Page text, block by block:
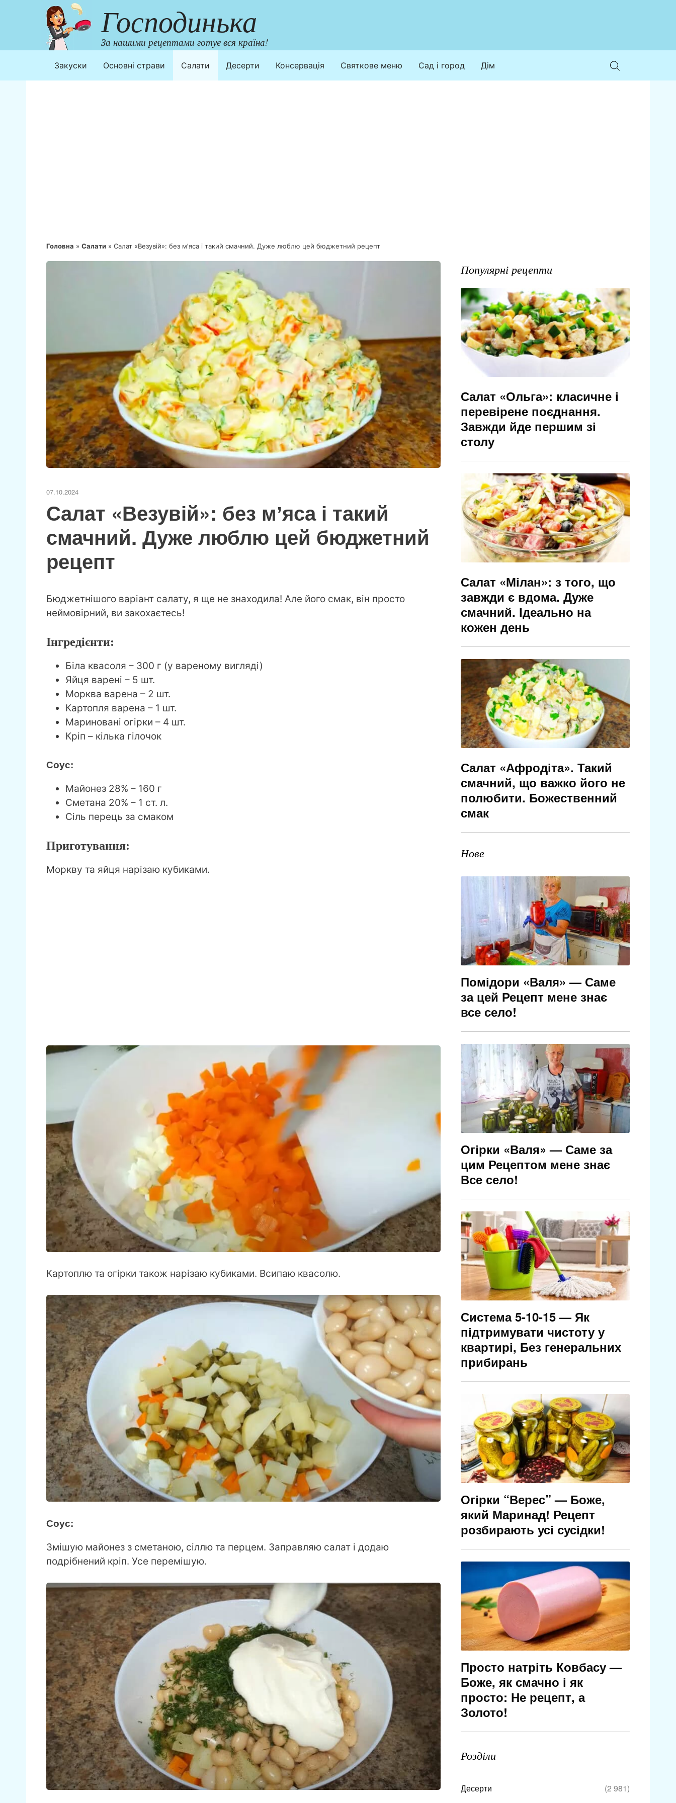
Господинька
За нашими рецептами готує вся країна!
Закуски Основні страви Салати Десерти Консервація Святкове меню Сад і город Дім
Головна » Салати » Салат «Везувій»: без мʼяса і такий смачний. Дуже люблю цей бюджетний рецепт
07.10.2024
Салат «Везувій»: без мʼяса і такий
смачний. Дуже люблю цей бюджетний
рецепт
Бюджетнішого варіант салату, я ще не знаходила! Але його смак, він просто
неймовірний, ви закохаєтесь!
Інгредієнти:
Біла квасоля – 300 г (у вареному вигляді)
Яйця варені – 5 шт.
Морква варена – 2 шт.
Картопля варена – 1 шт.
Мариновані огірки – 4 шт.
Кріп – кілька гілочок
Соус:
Майонез 28% – 160 г
Сметана 20% – 1 ст. л.
Сіль перець за смаком
Приготування:
Моркву та яйця нарізаю кубиками.
Картоплю та огірки також нарізаю кубиками. Всипаю квасолю.
Соус:
Змішую майонез з сметаною, сіллю та перцем. Заправляю салат і додаю
подрібнений кріп. Усе перемішую.
Популярні рецепти
Салат «Ольга»: класичне і
перевірене поєднання.
Завжди йде першим зі
столу
Салат «Мілан»: з того, що
завжди є вдома. Дуже
смачний. Ідеально на
кожен день
Салат «Афродіта». Такий
смачний, що важко його не
полюбити. Божественний
смак
Нове
Помідори «Валя» — Саме
за цей Рецепт мене знає
все село!
Огірки «Валя» — Саме за
цим Рецептом мене знає
Все село!
Система 5-10-15 — Як
підтримувати чистоту у
квартирі, Без генеральних
прибирань
Огірки “Верес” — Боже,
який Маринад! Рецепт
розбирають усі сусідки!
Просто натріть Ковбасу —
Боже, як смачно і як
просто: Не рецепт, а
Золото!
Розділи
Десерти
(2 981)